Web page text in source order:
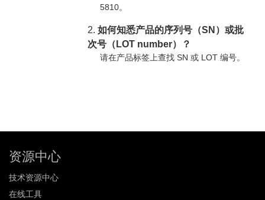
5810。
2.如何知悉产品的序列号（SN）或批
次号（LOT number）？
请在产品标签上查找 SN 或 LOT 编号。
资源中心
技术资源中心
在线工具